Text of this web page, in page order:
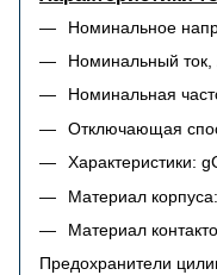
Номинальное
Номинальный ток,
Номинальная
Отключающая
Характеристики:
Материал
Материал
Предохранители